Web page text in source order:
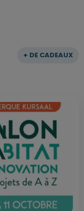
+ DE CADEAUX